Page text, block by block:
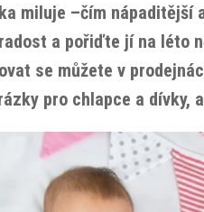
miluje –čím nápaditější
a pořiďte jí na léto
se můžete v
pro chlapce a dívky,